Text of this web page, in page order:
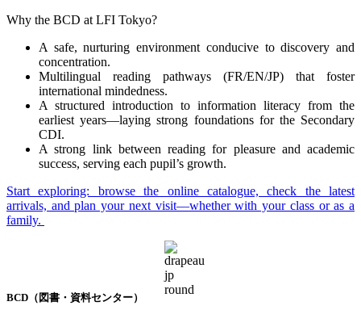
Why the BCD at LFI Tokyo?
A safe, nurturing environment conducive to discovery and
concentration.
Multilingual reading pathways (FR/EN/JP) that foster
international mindedness.
A structured introduction to information literacy from the
earliest years—laying strong foundations for the Secondary
CDI.
A strong link between reading for pleasure and academic
success, serving each pupil’s growth.
Start exploring: browse the online catalogue, check the latest
arrivals, and plan your next visit—whether with your class or as a
family.
BCD （図書・資料センター）